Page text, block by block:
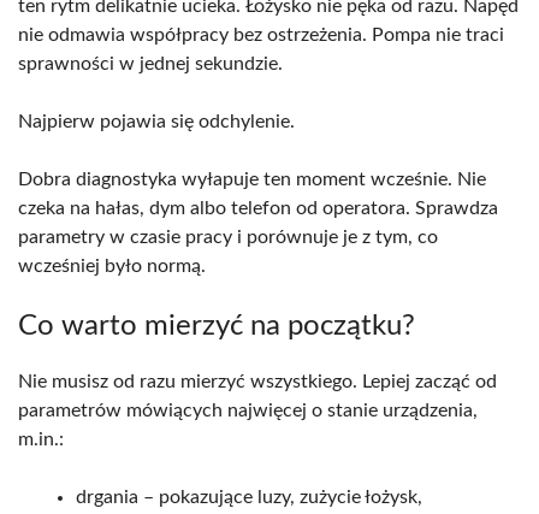
ten rytm delikatnie ucieka. Łożysko nie pęka od razu. Napęd
nie odmawia współpracy bez ostrzeżenia. Pompa nie traci
sprawności w jednej sekundzie.
Najpierw pojawia się odchylenie.
Dobra diagnostyka wyłapuje ten moment wcześnie. Nie
czeka na hałas, dym albo telefon od operatora. Sprawdza
parametry w czasie pracy i porównuje je z tym, co
wcześniej było normą.
Co warto mierzyć na początku?
Nie musisz od razu mierzyć wszystkiego. Lepiej zacząć od
parametrów mówiących najwięcej o stanie urządzenia,
m.in.:
drgania – pokazujące luzy, zużycie łożysk,